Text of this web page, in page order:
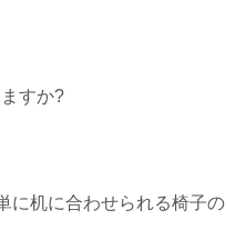
すか?
に机に合わせられる椅子